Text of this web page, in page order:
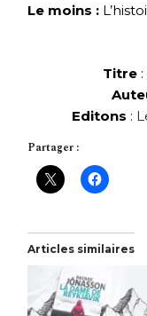
Le moins :
Titre
Editons :
Partager :
Articles similaires